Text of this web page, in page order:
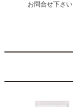
お問合せ下さい